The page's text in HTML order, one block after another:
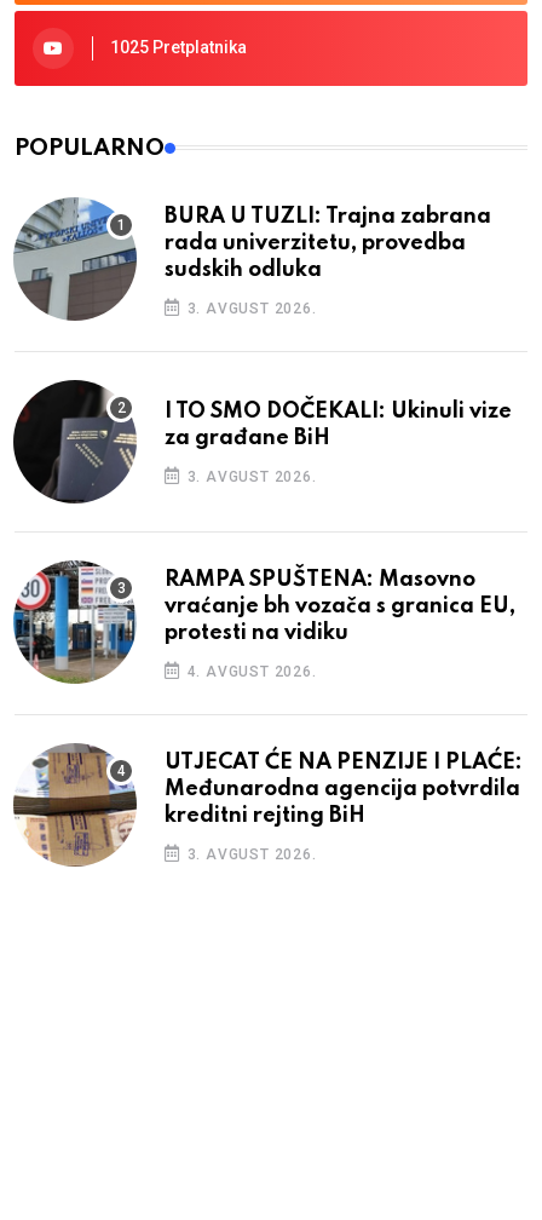
1025 Pretplatnika
POPULARNO
BURA U TUZLI: Trajna zabrana
rada univerzitetu, provedba
sudskih odluka
3. AVGUST 2026.
I TO SMO DOČEKALI: Ukinuli vize
za građane BiH
3. AVGUST 2026.
RAMPA SPUŠTENA: Masovno
vraćanje bh vozača s granica EU,
protesti na vidiku
4. AVGUST 2026.
UTJECAT ĆE NA PENZIJE I PLAĆE:
Međunarodna agencija potvrdila
kreditni rejting BiH
3. AVGUST 2026.